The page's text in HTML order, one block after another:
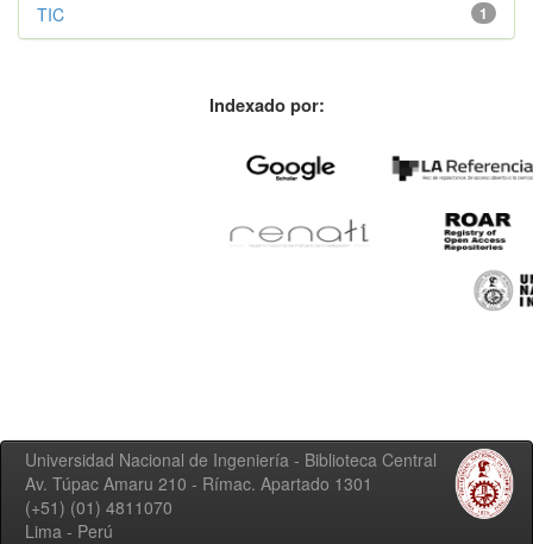
1
TIC
Indexado por:
Universidad Nacional de Ingeniería - Biblioteca Central
Av. Túpac Amaru 210 - Rímac. Apartado 1301
(+51) (01) 4811070
Lima - Perú